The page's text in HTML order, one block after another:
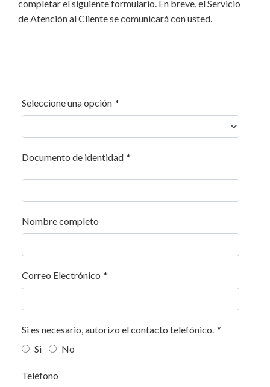
completar el siguiente formulario. En breve, el Servicio
de Atención al Cliente se comunicará con usted.
Seleccione una opción *
Documento de identidad *
Nombre completo
Correo Electrónico *
Si es necesario, autorizo el contacto telefónico. *
Si
No
Teléfono